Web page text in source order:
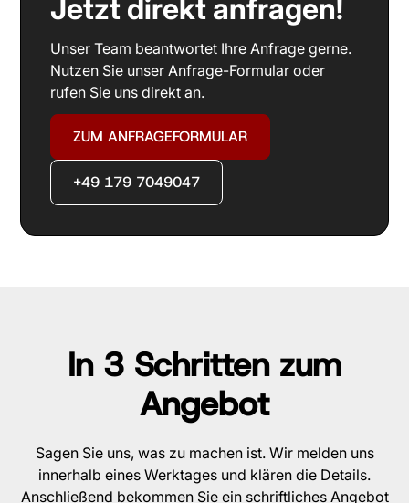
Jetzt direkt anfragen!
Unser Team beantwortet Ihre Anfrage gerne.
Nutzen Sie unser Anfrage-Formular oder
rufen Sie uns direkt an.
ZUM ANFRAGEFORMULAR
+49 179 7049047
In 3 Schritten zum
Angebot
Sagen Sie uns, was zu machen ist. Wir melden uns
innerhalb eines Werktages und klären die Details.
Anschließend bekommen Sie ein schriftliches Angebot